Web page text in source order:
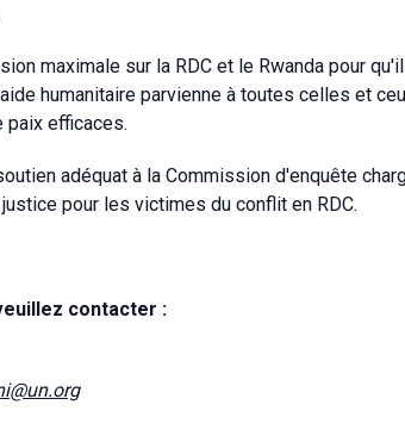
maximale sur la RDC et le Rwanda pour
humanitaire parvienne à toutes celles et
paix efficaces.
adéquat à la Commission d'enquête
pour les victimes du conflit en RDC.
contacter :